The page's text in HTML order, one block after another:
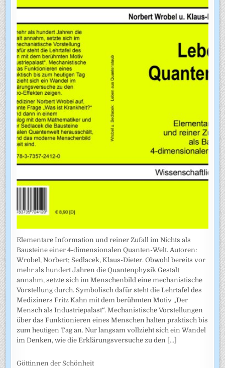
Elementare Information und reiner Zufall im Nichts als
Bausteine einer 4-dimensionalen Quanten-Welt. Autoren:
Wrobel, Norbert; Sedlacek, Klaus-Dieter. Obwohl bereits vor
mehr als hundert Jahren die Quantenphysik Gestalt
annahm, setzte sich im Menschenbild eine mechanistische
Vorstellung durch. Symbolisch dafür steht die Lehrtafel des
Mediziners Fritz Kahn mit dem berühmten Motiv „Der
Mensch als Industriepalast“. Mechanistische Vorstellungen
über das Funktionieren eines Menschen halten praktisch bis
zum heutigen Tag an. Nur langsam vollzieht sich ein Wandel
im Denken, wie die Erklärungsversuche zu den [...]
Göttinnen der Schönheit